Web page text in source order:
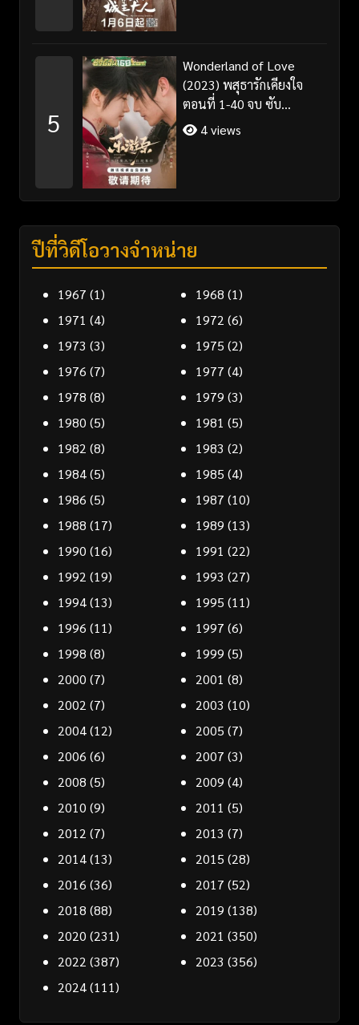
5
Wonderland of Love
(2023) พสุธารักเคียงใจ
ตอนที่ 1-40 จบ ซับ
ไทย+พากย์ไทย
4 views
ปีที่วิดีโอวางจำหน่าย
1967 (1) 1968 (1)
1971 (4) 1972 (6)
1973 (3) 1975 (2)
1976 (7) 1977 (4)
1978 (8) 1979 (3)
1980 (5) 1981 (5)
1982 (8) 1983 (2)
1984(5) 1985 (4)
1986 (5) 1987 (10)
1988 (17) 1989 (13)
1990 (16) 1991 (22)
1992 (19) 1993 (27)
1994(13) 1995 (11)
1996 (11) 1997 (6)
1998 (8) 1999 (5)
2000 (7) 2001 (8)
2002 (7) 2003 (10)
2004(12) 2005 (7)
2006 (6) 2007 (3)
2008 (5) 2009 (4)
2010 (9) 2011 (5)
2012 (7) 2013 (7)
2014(13) 2015 (28)
2016 (36) 2017 (52)
2018 (88) 2019 (138)
2020 (231) 2021 (350)
2022 (387) 2023 (356)
2024(111)